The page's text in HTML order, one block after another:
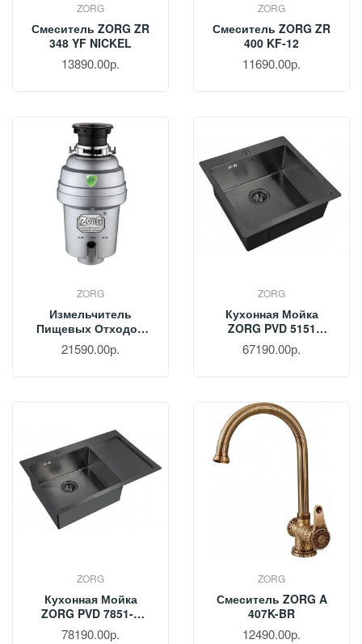
ZORG
Смеситель ZORG ZR
348 YF NICKEL
13890.00р.
ZORG
Смеситель ZORG ZR
400 KF-12
11690.00р.
ZORG
Измельчитель
Пищевых Отходов
ZORG ZR-75 D
21590.00р.
ZORG
Кухонная Мойка
ZORG PVD 5151
GRAFIT
67190.00р.
ZORG
Кухонная Мойка
ZORG PVD 7851-L
GRAFIT
78190.00р.
ZORG
Смеситель ZORG A
407K-BR
12490.00р.